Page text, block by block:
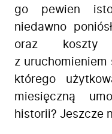
go pewien
niedawno
oraz koszty
z
którego
miesięczną
historii? Jeszcze